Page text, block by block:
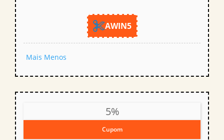
AWIN5
Mais Menos
5%
Cupom